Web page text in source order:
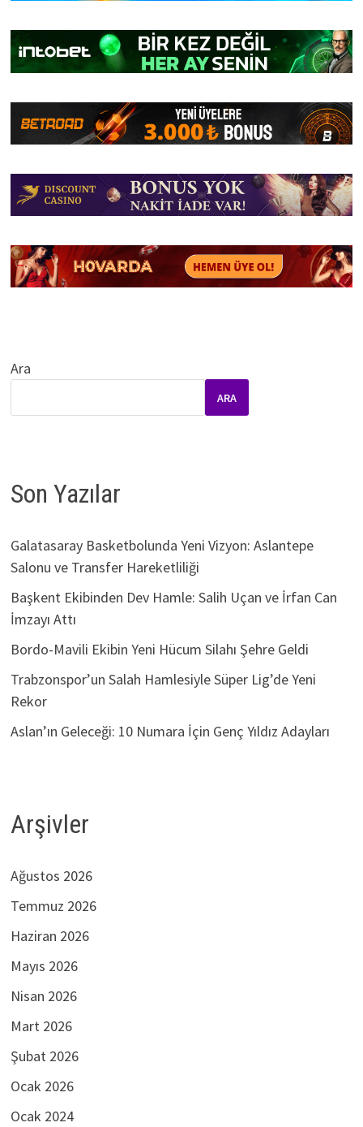
Ara
ARA
Son Yazılar
Galatasaray Basketbolunda Yeni Vizyon: Aslantepe
Salonu ve Transfer Hareketliliği
Başkent Ekibinden Dev Hamle: Salih Uçan ve İrfan Can
İmzayı Attı
Bordo-Mavili Ekibin Yeni Hücum Silahı Şehre Geldi
Trabzonspor’un Salah Hamlesiyle Süper Lig’de Yeni
Rekor
Aslan’ın Geleceği: 10 Numara İçin Genç Yıldız Adayları
Arşivler
Ağustos 2026
Temmuz 2026
Haziran 2026
Mayıs 2026
Nisan 2026
Mart 2026
Şubat 2026
Ocak 2026
Ocak 2024